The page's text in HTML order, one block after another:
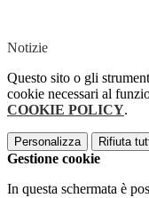
Notizie
Questo sito o gli
cookie necessari al
COOKIE POLICY.
Personalizza Rifiuta
Gestione cookie
In questa schermata è